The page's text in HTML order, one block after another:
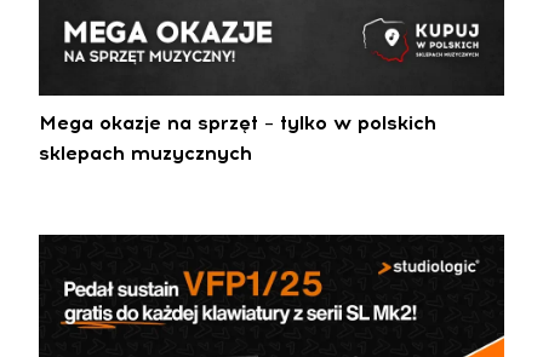
Mega okazje na sprzęt – tylko w polskich
sklepach muzycznych